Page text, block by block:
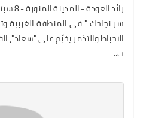
سر نجاحك " في المنطقة الغربية
الاحباط والتذمر يخيّم على
ت..